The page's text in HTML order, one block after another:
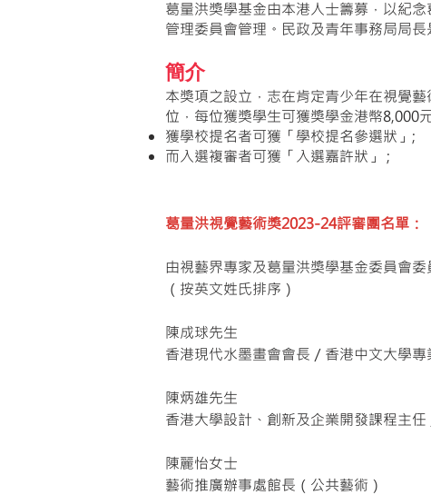
葛量洪獎學基金由本港人士籌募，以紀
管理委員會管理。民政及青年事務局局長
簡介
本獎項之設立，志在肯定青少年在視覺
位，每位獲獎學生可獲獎學金港幣8,000
獲學校提名者可獲「學校提名參選狀」;
而入選複審者可獲「入選嘉許狀」 ;
葛量洪視覺藝術獎2023-24評審團名單：
由視藝界專家及葛量洪獎學基金委員會委
（按英文姓氏排序）
陳成球先生
香港現代水墨畫會會長／香港中文大學
陳炳雄先生
香港大學設計、創新及企業開發課程主任
陳麗怡女士
藝術推廣辦事處館長（公共藝術）